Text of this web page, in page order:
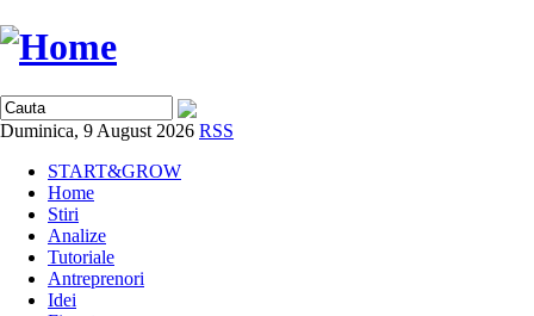
Duminica, 9 August 2026 RSS
START&GROW
Home
Stiri
Analize
Tutoriale
Antreprenori
Idei